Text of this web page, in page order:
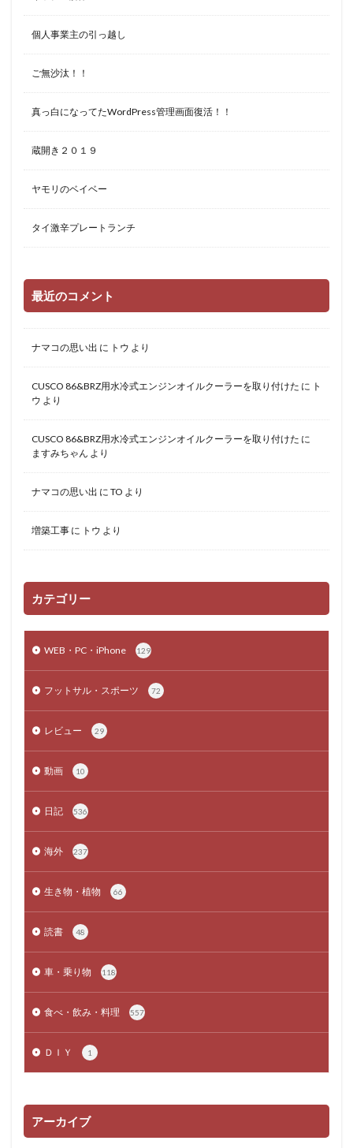
個人事業主の引っ越し
ご無沙汰！！
真っ白になってたWordPress管理画面復活！！
蔵開き２０１９
ヤモリのベイベー
タイ激辛プレートランチ
最近のコメント
ナマコの思い出 に トウ より
CUSCO 86&BRZ用水冷式エンジンオイルクーラーを取り付けた に ト
ウ より
CUSCO 86&BRZ用水冷式エンジンオイルクーラーを取り付けた に
ますみちゃん より
ナマコの思い出 に TO より
増築工事 に トウ より
カテゴリー
WEB・PC・iPhone 129
フットサル・スポーツ 72
レビュー 29
動画 10
日記 536
海外 237
生き物・植物 66
読書 48
車・乗り物 118
食べ・飲み・料理 557
ＤＩＹ 1
アーカイブ